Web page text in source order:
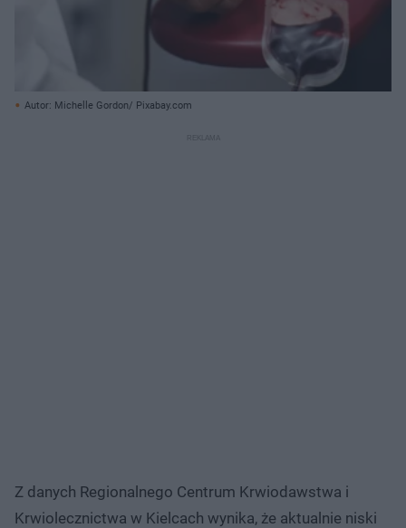
Autor: Michelle Gordon/ Pixabay.com
Z danych Regionalnego Centrum Krwiodawstwa i
Krwiolecznictwa w Kielcach wynika, że aktualnie niski